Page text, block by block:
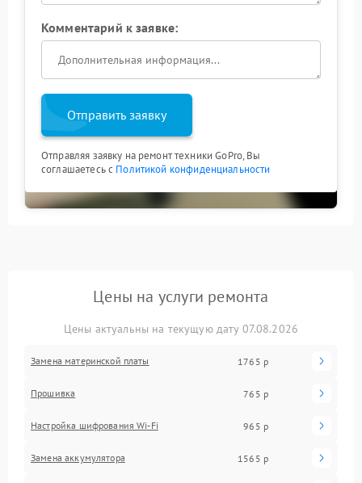
Комментарий к заявке:
Отправить заявку
Отправляя заявку на ремонт техники GoPro, Вы
соглашаетесь с Политикой конфиденциальности
Цены на услуги ремонта
Цены актуальны на текущую дату 07.08.2026
Замена материнской платы 1765 р
Прошивка 765 р
Настройка шифрования Wi-Fi 965 р
Замена аккумулятора 1565 р